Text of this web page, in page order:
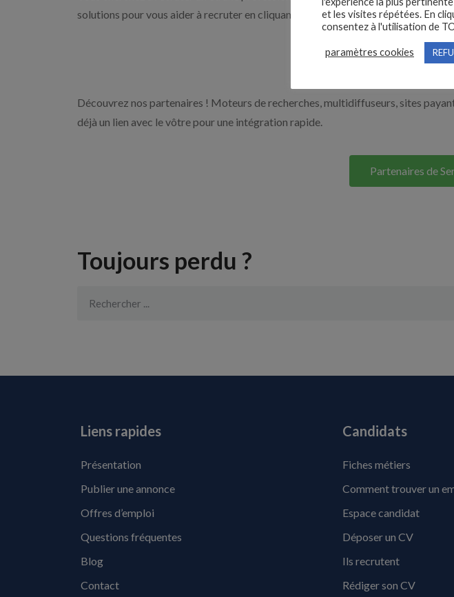
solutions pour vous aider à recruter en cliquant sur le bouton ci-dessous.
Nos
Découvrez nos partenaires ! Moteurs de recherches, multidiffuseurs, sites
déjà un lien avec le vôtre pour une intégration rapide.
Partenaires de
Toujours perdu ?
Liens rapides
Présentation
Publier une annonce
Offres d’emploi
Questions fréquentes
Blog
Contact
Candidats
Fiches métiers
Comment trouver un
Espace candidat
Déposer un CV
Ils recrutent
Rédiger son CV
et les visites répétées. En
consentez à l'utilisation de
paramètres cookies